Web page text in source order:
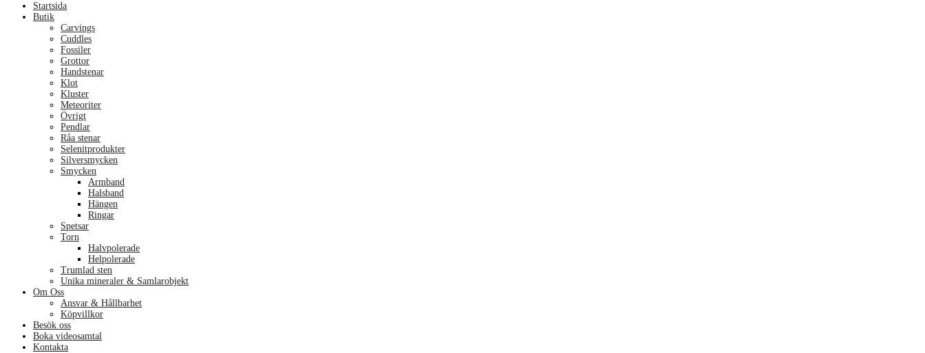
Startsida
Butik
Carvings
Cuddles
Fossiler
Grottor
Handstenar
Klot
Kluster
Meteoriter
Övrigt
Pendlar
Råa stenar
Selenitprodukter
Silversmycken
Smycken
Armband
Halsband
Hängen
Ringar
Spetsar
Torn
Halvpolerade
Helpolerade
Trumlad sten
Unika mineraler & Samlarobjekt
Om Oss
Ansvar & Hållbarhet
Köpvillkor
Besök oss
Boka videosamtal
Kontakta